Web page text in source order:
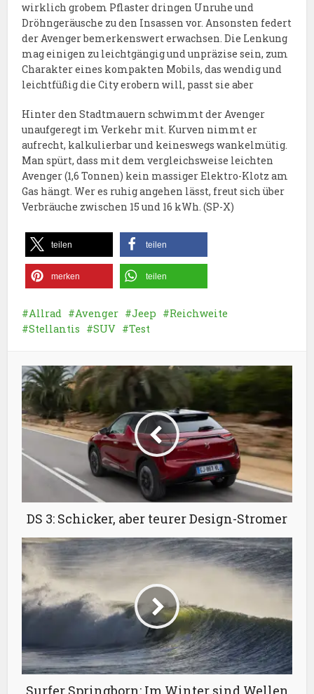
wirklich grobem Pflaster dringen Unruhe und
Dröhngeräusche zu den Insassen vor. Ansonsten federt
der Avenger bemerkenswert erwachsen. Die Lenkung
mag einigen zu leichtgängig und unpräzise sein, zum
Charakter eines kompakten Mobils, das wendig und
leichtfüßig die City erobern will, passt sie aber
Hinter den Stadtmauern schwimmt der Avenger
unaufgeregt im Verkehr mit. Kurven nimmt er
aufrecht, kalkulierbar und keineswegs wankelmütig.
Man spürt, dass mit dem vergleichsweise leichten
Avenger (1,6 Tonnen) kein massiger Elektro-Klotz am
Gas hängt. Wer es ruhig angehen lässt, freut sich über
Verbräuche zwischen 15 und 16 kWh. (SP-X)
teilen teilen
merken teilen
Allrad Avenger Jeep
Reichweite
Stellantis
SUV Test
DS 3: Schicker, aber teurer Design-Stromer
Surfer Springborn: Im Winter sind Wellen